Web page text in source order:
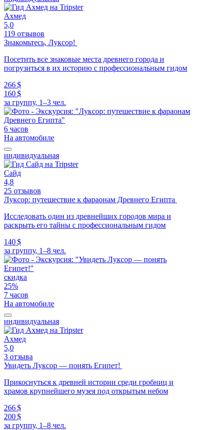
Ахмед
5,0
119 отзывов
Знакомьтесь, Луксор!
Посетить все знаковые места древнего города и
погрузиться в их историю с профессиональным гидом
266 $
160 $
за группу, 1–3 чел.
6 часов
На автомобиле
индивидуальная
Сайд
4,8
25 отзывов
Луксор: путешествие к фараонам Древнего Египта
Исследовать один из древнейших городов мира и
раскрыть его тайны с профессиональным гидом
140 $
за группу, 1–8 чел.
скидка
25%
7 часов
На автомобиле
индивидуальная
Ахмед
5,0
3 отзыва
Увидеть Луксор — понять Египет!
Прикоснуться к древней истории среди гробниц и
храмов крупнейшего музея под открытым небом
266 $
200 $
за группу, 1–8 чел.